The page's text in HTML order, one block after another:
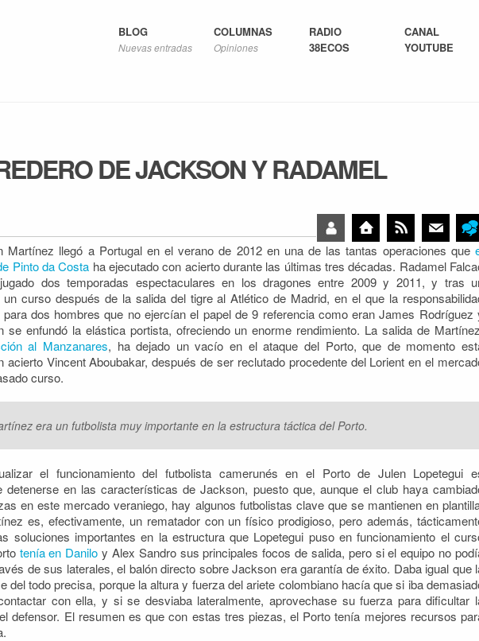
BLOG
Nuevas entradas
COLUMNAS
Opiniones
RADIO
38ECOS
CANAL
YOUTUBE
DE JACKSON Y RADAMEL
Martínez llegó a Portugal en el verano de 2012 en una de las tantas operaciones que
Pinto da Costa ha ejecutado con acierto durante las últimas tres décadas. Radamel
dos temporadas espectaculares en los dragones entre 2009 y 2011, y tras
curso después de la salida del tigre al Atlético de Madrid, en el que la
para dos hombres que no ejercían el papel de 9 referencia como eran James Rodríguez
se enfundó la elástica portista, ofreciendo un enorme rendimiento. La salida de
al Manzanares, ha dejado un vacío en el ataque del Porto, que de momento
acierto Vincent Aboubakar, después de ser reclutado procedente del Lorient en el
curso.
era un futbolista muy importante en la estructura táctica del Porto.
el funcionamiento del futbolista camerunés en el Porto de Julen Lopetegui
detenerse en las características de Jackson, puesto que, aunque el club haya
en este mercado veraniego, hay algunos futbolistas clave que se mantienen en
es, efectivamente, un rematador con un físico prodigioso, pero además,
soluciones importantes en la estructura que Lopetegui puso en funcionamiento el
tenía en Danilo y Alex Sandro sus principales focos de salida, pero si el equipo no
de sus laterales, el balón directo sobre Jackson era garantía de éxito. Daba igual que
del todo precisa, porque la altura y fuerza del ariete colombiano hacía que si iba
con ella, y si se desviaba lateralmente, aprovechase su fuerza para dificultar
defensor. El resumen es que con estas tres piezas, el Porto tenía mejores recursos